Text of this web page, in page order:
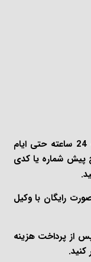
شما عزیزان میتوانید همه روزه و به صورت 24 ساعته حتی ایام
پیش شماره یا کدی
رایگان با وکیل
از پرداخت هزینه
کنید.